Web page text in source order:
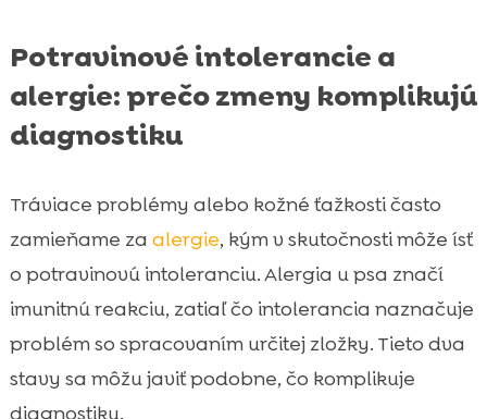
Potravinové intolerancie a
alergie: prečo zmeny komplikujú
diagnostiku
Tráviace problémy alebo kožné ťažkosti často
zamieňame za alergie, kým v skutočnosti môže ísť
o potravinovú intoleranciu. Alergia u psa značí
imunitnú reakciu, zatiaľ čo intolerancia naznačuje
problém so spracovaním určitej zložky. Tieto dva
stavy sa môžu javiť podobne, čo komplikuje